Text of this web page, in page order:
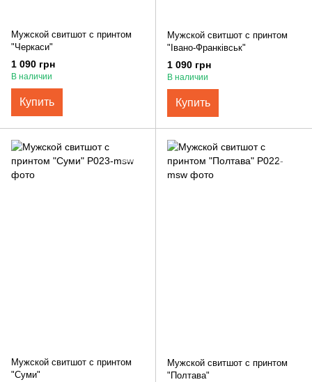
Мужской свитшот с принтом
"Черкаси"
1 090 грн
В наличии
Купить
Мужской свитшот с принтом
"Івано-Франківськ"
1 090 грн
В наличии
Купить
Мужской свитшот с принтом
"Суми"
Мужской свитшот с принтом
"Полтава"